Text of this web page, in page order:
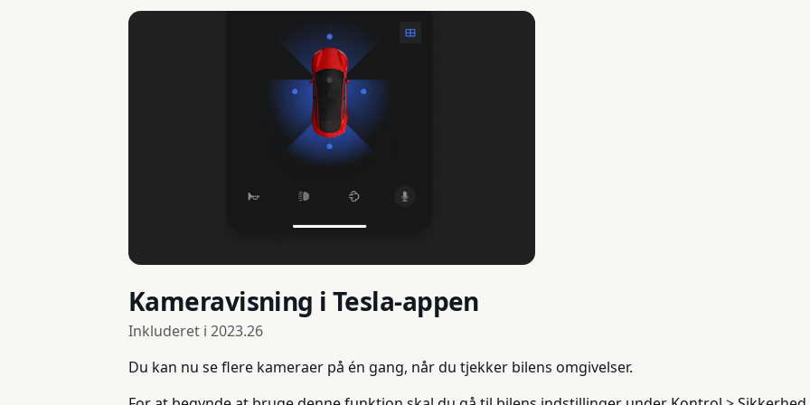
Kameravisning i Tesla-appen
Inkluderet i 2023.26
Du kan nu se flere kameraer på én gang, når du tjekker bilens omgivelser.